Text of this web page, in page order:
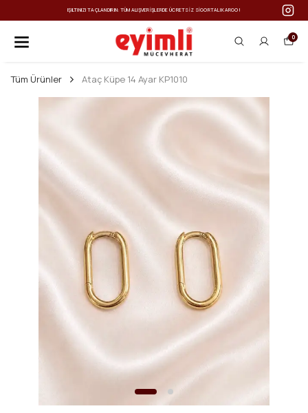
IŞILTINIZI TAÇLANDIRIN: TÜM ALIŞVERIŞLERDE ÜCRETSIZ SIGORTALI KARGO!
0
Tüm Ürünler Ataç Küpe 14 Ayar KP1010